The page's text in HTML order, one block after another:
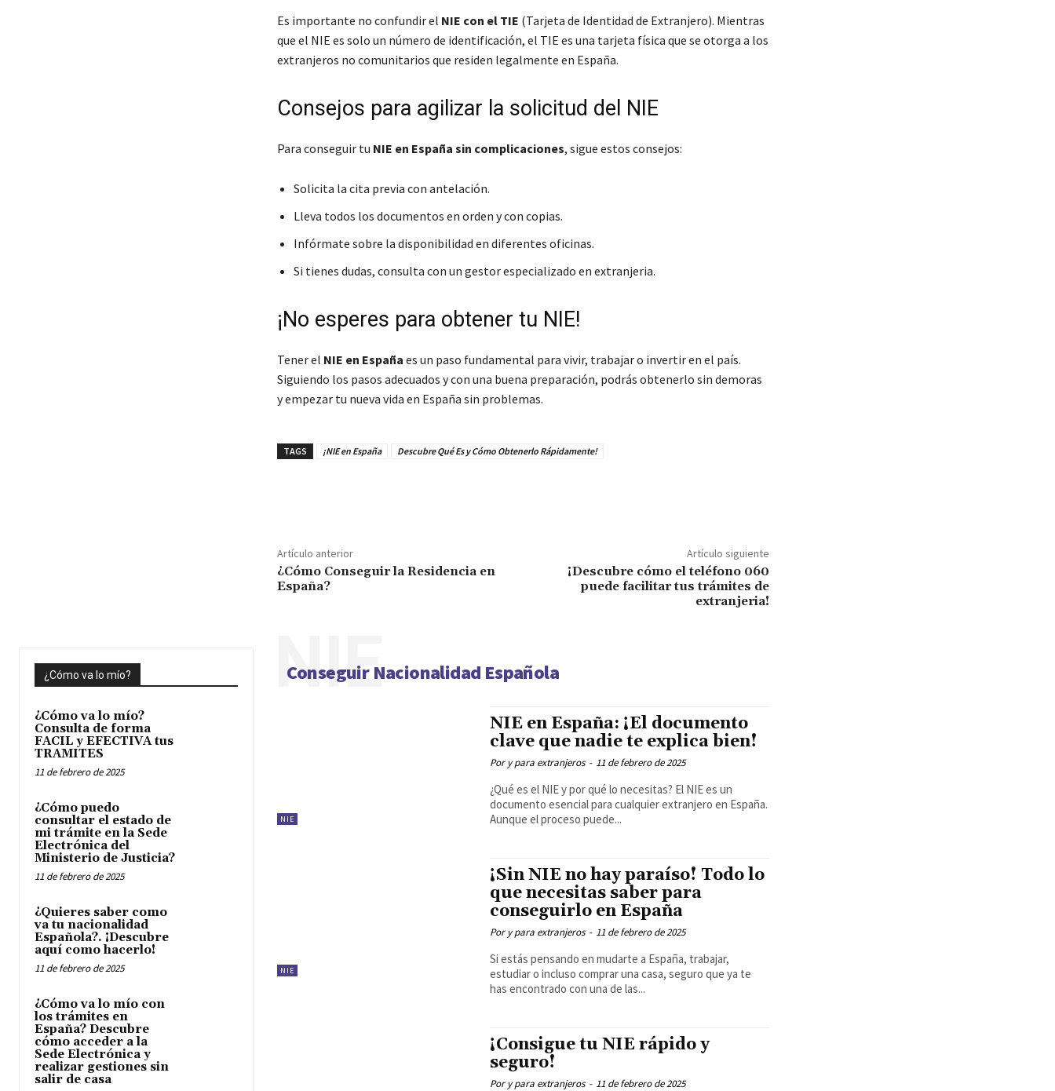
Es importante no confundir el NIE con el TIE (Tarjeta de Identidad de Extranjero). Mientras
que el NIE es solo un número de identificación, el TIE es una tarjeta física que se otorga a los
extranjeros no comunitarios que residen legalmente en España.
Consejos para agilizar la solicitud del NIE
Para conseguir tu NIE en España sin complicaciones, sigue estos consejos:
Solicita la cita previa con antelación.
Lleva todos los documentos en orden y con copias.
Infórmate sobre la disponibilidad en diferentes oficinas.
Si tienes dudas, consulta con un gestor especializado en extranjeria.
¡No esperes para obtener tu NIE!
Tener el NIE en España es un paso fundamental para vivir, trabajar o invertir en el país.
Siguiendo los pasos adecuados y con una buena preparación, podrás obtenerlo sin demoras
y empezar tu nueva vida en España sin problemas.
TAGS ¡NIE en España Descubre Qué Es y Cómo Obtenerlo Rápidamente!
Artículo anterior
¿Cómo Conseguir la Residencia en
España?
Artículo siguiente
¡Descubre cómo el teléfono 060
puede facilitar tus trámites de
extranjeria!
¿Cómo va lo mío?
¿Cómo va lo mío?
Consulta de forma
FACIL y EFECTIVA tus
TRAMITES
11 de febrero de 2025
¿Cómo puedo
consultar el estado de
mi trámite en la Sede
Electrónica del
Ministerio de Justicia?
11 de febrero de 2025
¿Quieres saber como
va tu nacionalidad
Española?. ¡Descubre
aquí como hacerlo!
11 de febrero de 2025
¿Cómo va lo mío con
los trámites en
España? Descubre
cómo acceder a la
Sede Electrónica y
realizar gestiones sin
salir de casa
Conseguir Nacionalidad Española
NIE
NIE
NIE en España: ¡El documento
clave que nadie te explica bien!
Por y para extranjeros - 11 de febrero de 2025
¿Qué es el NIE y por qué lo necesitas? El NIE es un
documento esencial para cualquier extranjero en España.
Aunque el proceso puede...
NIE
¡Sin NIE no hay paraíso! Todo lo
que necesitas saber para
conseguirlo en España
Por y para extranjeros - 11 de febrero de 2025
Si estás pensando en mudarte a España, trabajar,
estudiar o incluso comprar una casa, seguro que ya te
has encontrado con una de las...
¡Consigue tu NIE rápido y
seguro!
Por y para extranjeros - 11 de febrero de 2025